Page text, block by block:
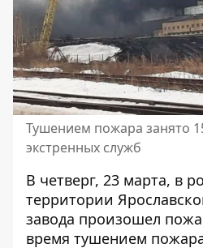
Тушением пожара занято
экстренных служб
В четверг, 23 марта, в
территории
завода произошел
время тушением